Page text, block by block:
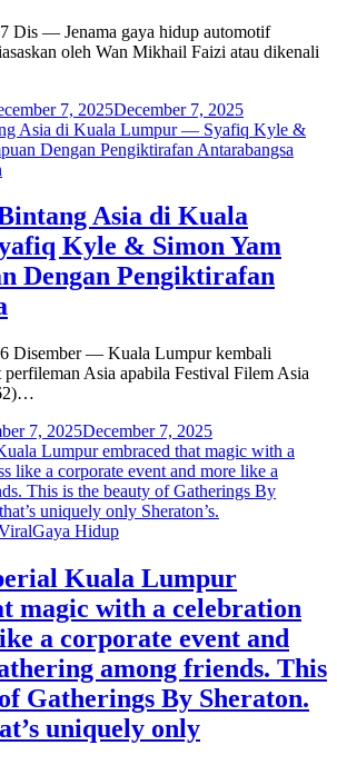
— Jenama gaya hidup automotif
oleh Wan Mikhail Faizi atau dikenali
7, 2025December 7, 2025
Asia di Kuala
Kyle & Simon Yam
Dengan Pengiktirafan
— Kuala Lumpur kembali
perfileman Asia apabila Festival Filem Asia
7, 2025December 7, 2025
Gaya Hidup
Kuala Lumpur
magic with a celebration
a corporate event and
among friends. This
Gatherings By Sheraton.
uniquely only